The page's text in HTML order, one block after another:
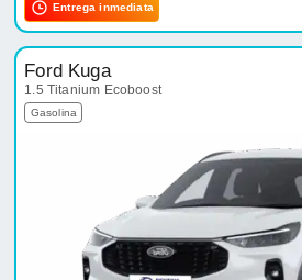
Entrega inmediata
Ford Kuga
1.5 Titanium Ecoboost
Gasolina